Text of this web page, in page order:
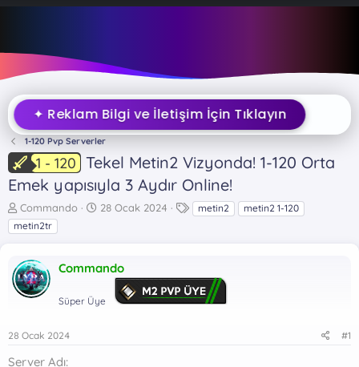
✦ Reklam Bilgi ve İletişim İçin Tıklayın
1-120 Pvp Serverler
1 - 120 Tekel Metin2 Vizyonda! 1-120 Orta
Emek yapısıyla 3 Aydır Online!
K
o
n
u
y
u
ş
Commando
B
a
ı
28 Ocak 2024
E
t
l
e
metin2
metin2 1-120
metin2tr
Commando
Süper Üye
28 Ocak 2024 #1
Server Adı